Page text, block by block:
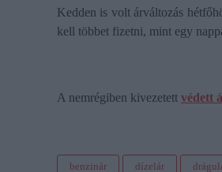
Kedden is volt árváltozás
kell többet fizetni, mint egy
A nemrégiben kivezetett védett
benzinár dízelár